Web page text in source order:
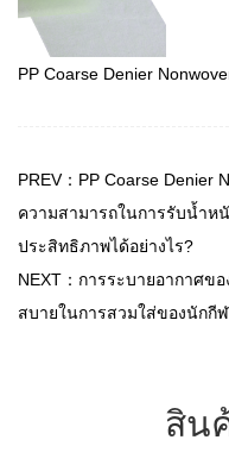
PP Coarse Denier
PREV：PP Coarse Denier
ความสามารถในการรับน้ำห
ประสิทธิภาพได้อย่างไร?
NEXT：การระบายอากาศข
สบายในการสวมใส่ของนักกีฬ
สิน